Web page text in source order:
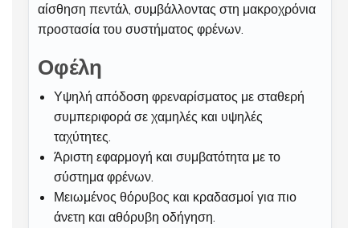
αίσθηση πεντάλ, συμβάλλοντας στη μακροχρόνια
προστασία του συστήματος φρένων.
Οφέλη
Υψηλή απόδοση φρεναρίσματος με σταθερή
συμπεριφορά σε χαμηλές και υψηλές
ταχύτητες.
Άριστη εφαρμογή και συμβατότητα με το
σύστημα φρένων.
Μειωμένος θόρυβος και κραδασμοί για πιο
άνετη και αθόρυβη οδήγηση.